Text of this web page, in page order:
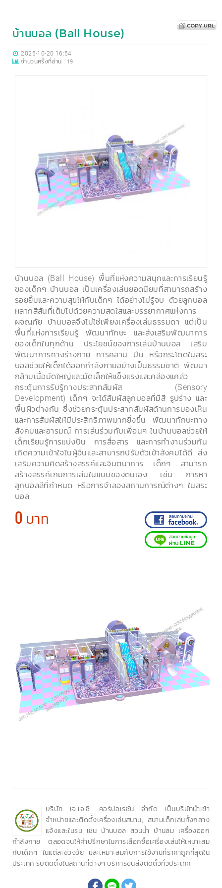
บ้านบอล (Ball House)
2025-10-20 16:54
จำนวนครั้งที่อ่าน : 19
บ้านบอล (Ball House) พื้นที่แห่งความสนุกและการเรียนรู้
ของเด็กๆ บ้านบอล เป็นเครื่องเล่นยอดนิยมที่สามารถสร้าง
รอยยิ้มและความสุขให้กับเด็กๆ ได้อย่างไม่รู้จบ ด้วยลูกบอล
หลากสีสันที่เต็มไปด้วยความสดใสและบรรยากาศแห่งการ
ผจญภัย บ้านบอลจึงไม่ใช่เพียงเครื่องเล่นธรรมดา แต่เป็น
พื้นที่แห่งการเรียนรู้ พัฒนาทักษะ และส่งเสริมพัฒนาการ
ของเด็กในทุกด้าน ประโยชน์ของการเล่นบ้านบอล เสริม
พัฒนาการทางร่างกาย การคลาน ปีน หรือกระโดดในสระ
บอลช่วยให้เด็กได้ออกกำลังกายอย่างเป็นธรรมชาติ พัฒนา
กล้ามเนื้อมัดใหญ่และมัดเล็กให้แข็งแรงและคล่องแคล่ว
กระตุ้นการรับรู้ทางประสาทสัมผัส (Sensory
Development) เด็กๆ จะได้สัมผัสลูกบอลที่มีสี รูปร่าง และ
พื้นผิวต่างกัน ซึ่งช่วยกระตุ้นประสาทสัมผัสด้านการมองเห็น
และการสัมผัสให้มีประสิทธิภาพมากยิ่งขึ้น พัฒนาทักษะทาง
สังคมและอารมณ์ การเล่นร่วมกับเพื่อนๆ ในบ้านบอลช่วยให้
เด็กเรียนรู้การแบ่งปัน การสื่อสาร และการทำงานร่วมกัน
เกิดความเข้าใจในผู้อื่นและสามารถปรับตัวเข้าสังคมได้ดี ส่ง
เสริมความคิดสร้างสรรค์และจินตนาการ เด็กๆ สามารถ
สร้างสรรค์เกมการเล่นในแบบของตนเอง เช่น การหา
ลูกบอลสีที่กำหนด หรือการจำลองสถานการณ์ต่างๆ ในสระ
บอล
0 บาท
บริษัท เจ.เจ.ซี. คอร์ปอเรชั่น จำกัด เป็นบริษัทนำเข้า
จำหน่ายและติดตั้งเครื่องเล่นสนาม, สนามเด็กเล่นทั้งกลาง
แจ้งและในร่ม เช่น บ้านบอล สวนน้ำ บ้านลม เครื่องออก
กำลังกาย ตลอดจนให้คำปรึกษาในการเลือกซื้อเครื่องเล่นให้เหมาะสม
กับเด็กๆ ในแต่ละช่วงวัย และเหมาะสมกับการใช้งานที่ราคาถูกที่สุดใน
ประเทศ รับติดตั้งในสถานที่ต่างๆ บริการขนส่งติดตั้วทั่วประเทศ